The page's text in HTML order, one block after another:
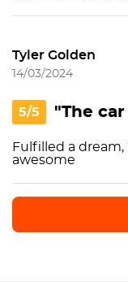
Tyler Golden
14/03/2024
5/5 "The
Fulfilled a dream,
awesome